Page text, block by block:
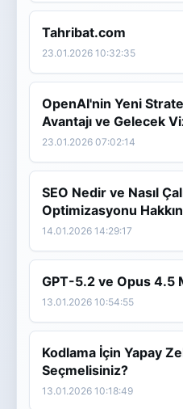
Tahribat.com
23.01.2026 10:32:35
OpenAI'nin Yeni
Avantajı ve Gelecek
23.01.2026 07:02:14
SEO Nedir ve Nasıl
Optimizasyonu
14.01.2026 14:29:17
GPT-5.2 ve Opus 4.5
13.01.2026 10:54:55
Kodlama İçin Yapay
Seçmelisiniz?
13.01.2026 10:18:49